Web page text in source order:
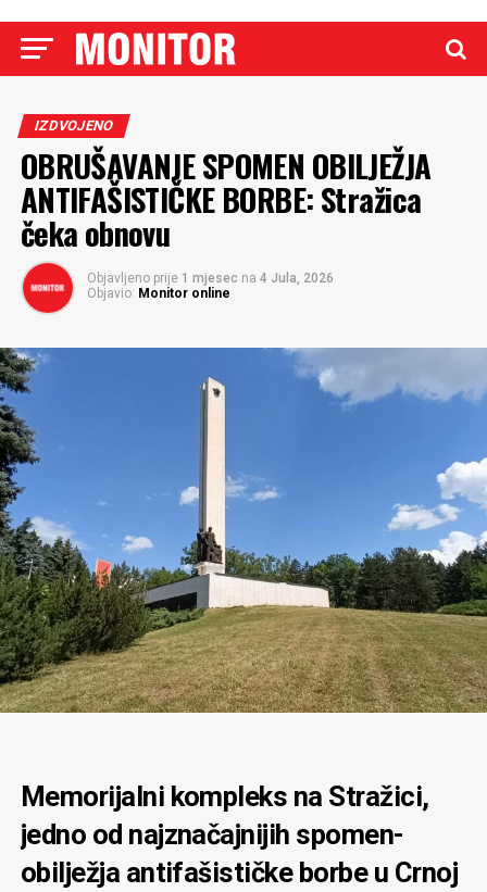
IZDVOJENO
OBRUŠAVANJE SPOMEN OBILJEŽJA
ANTIFAŠISTIČKE BORBE: Stražica
čeka obnovu
Objavljeno prije 1 mjesec na 4 Jula, 2026
Objavio: Monitor online
Memorijalni kompleks na Stražici,
jedno od najznačajnijih spomen-
obilježja antifašističke borbe u Crnoj